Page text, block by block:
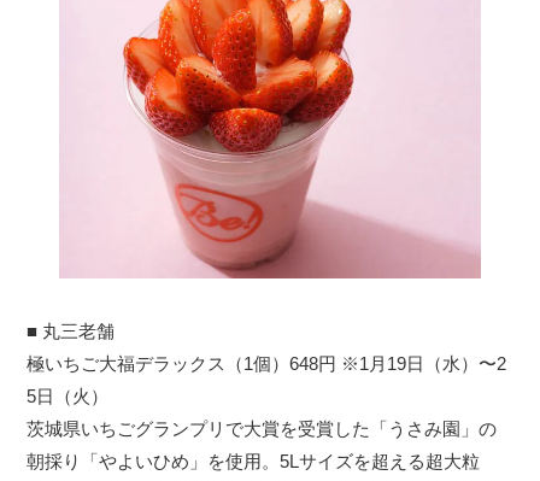
■ 丸三老舗
極いちご大福デラックス（1個）648円 ※1月19日（水）〜2
5日（火）
茨城県いちごグランプリで大賞を受賞した「うさみ園」の
朝採り「やよいひめ」を使用。5Lサイズを超える超大粒